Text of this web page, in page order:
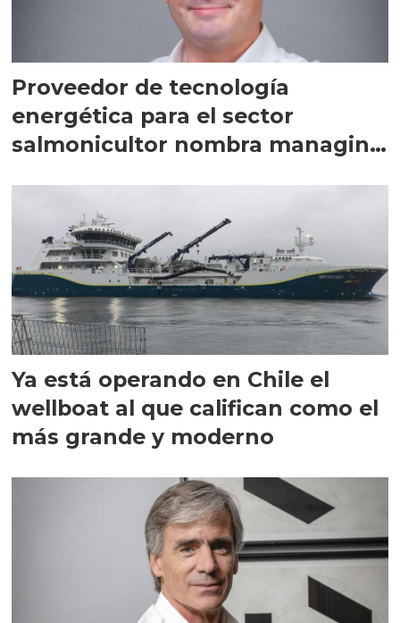
Proveedor de tecnología
energética para el sector
salmonicultor nombra managing
Ya está operando en Chile el
wellboat al que califican como el
más grande y moderno